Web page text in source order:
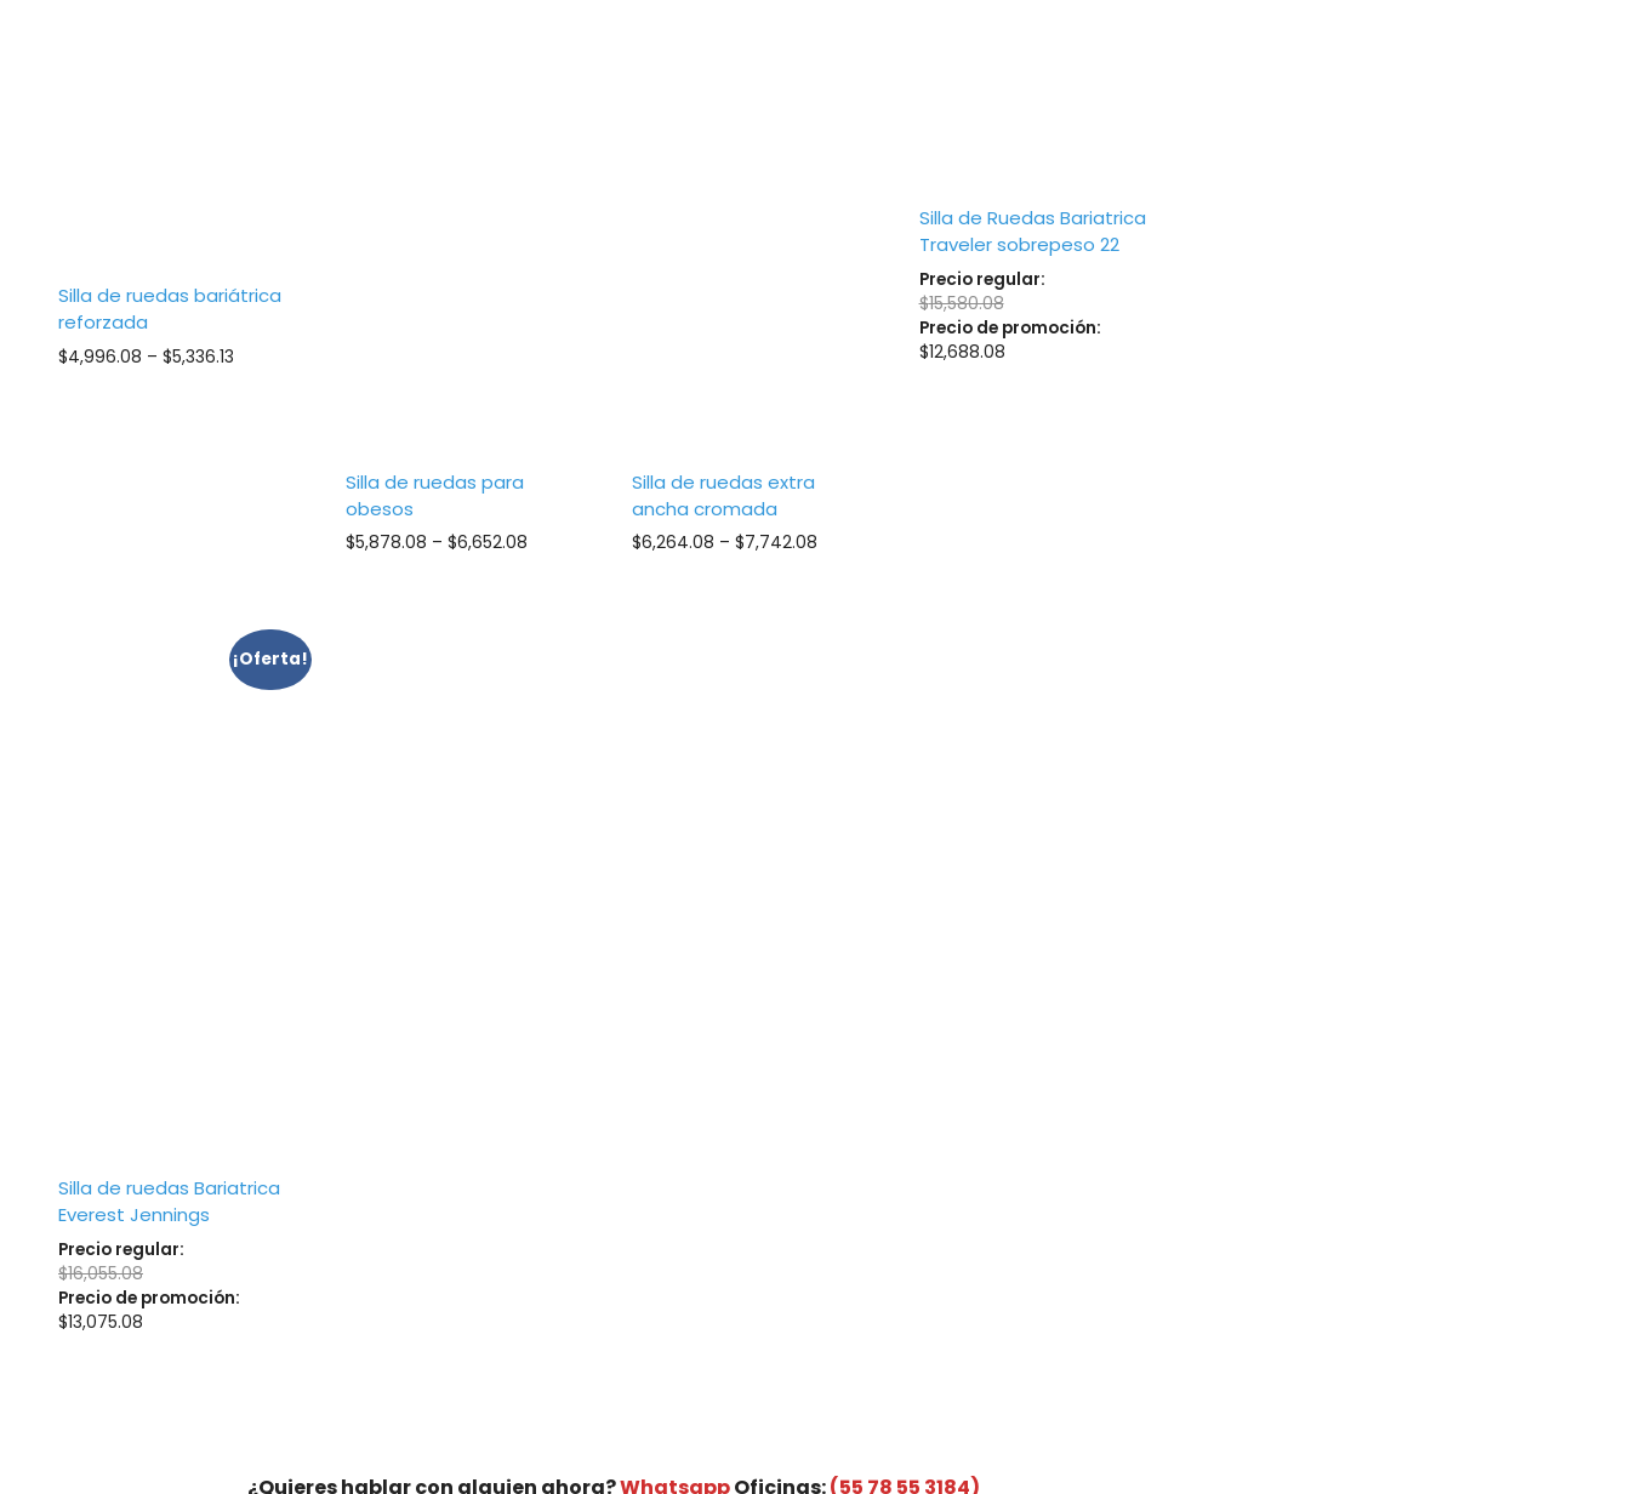
Silla de ruedas bariátrica
reforzada
$4,996.08 – $5,336.13
Silla de ruedas para
obesos
$5,878.08 – $6,652.08Price
Silla de ruedas extra
ancha cromada
$6,264.08 – $7,742.08
Silla de Ruedas Bariatrica
Traveler sobrepeso 22
Precio regular:
$15,580.08
Precio de promoción:
$12,688.08
Silla de ruedas Bariatrica
Everest Jennings
¡Oferta!
Precio regular:
$16,055.08
Precio de promoción:
$13,075.08
¿Quieres hablar con alguien ahora?WhatsappOficinas:(55 78 55 3184)